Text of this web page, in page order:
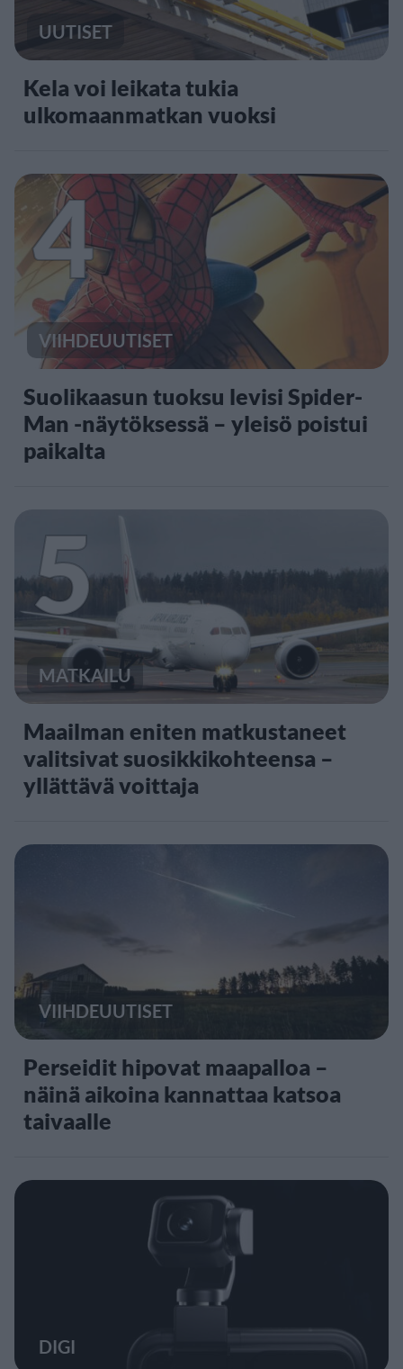
UUTISET
Kela voi leikata tukia
ulkomaanmatkan vuoksi
4
VIIHDEUUTISET
Suolikaasun tuoksu levisi Spider-
Man -näytöksessä – yleisö poistui
paikalta
5
MATKAILU
Maailman eniten matkustaneet
valitsivat suosikkikohteensa –
yllättävä voittaja
VIIHDEUUTISET
Perseidit hipovat maapalloa –
näinä aikoina kannattaa katsoa
taivaalle
DIGI